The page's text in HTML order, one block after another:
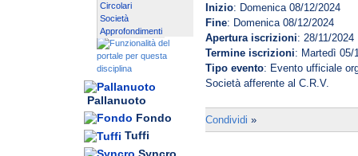
Circolari
Società
Approfondimenti
Pallanuoto
Fondo
Tuffi
Inizio: Domenica 08/12/2024
Fine: Domenica 08/12/2024
Apertura iscrizioni: 28/11/2024
Termine iscrizioni: Martedì 05/
Tipo evento: Evento ufficiale
Società afferente al C.R.V.
Condividi »